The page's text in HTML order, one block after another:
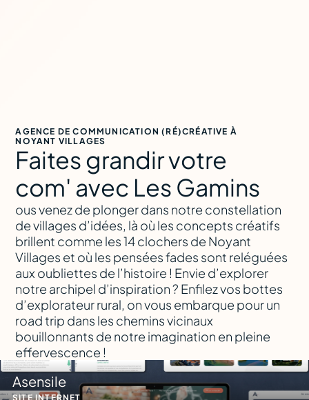
AGENCE DE COMMUNICATION (RÉ)CRÉATIVE À
NOYANT VILLAGES
Faites grandir votre
com' avec Les Gamins
ous venez de plonger dans notre constellation
de villages d’idées, là où les concepts créatifs
brillent comme les 14 clochers de Noyant
Villages et où les pensées fades sont reléguées
aux oubliettes de l’histoire ! Envie d’explorer
notre archipel d’inspiration ? Enfilez vos bottes
d’explorateur rural, on vous embarque pour un
road trip dans les chemins vicinaux
bouillonnants de notre imagination en pleine
effervescence !
Asensile
SITE INTERNET